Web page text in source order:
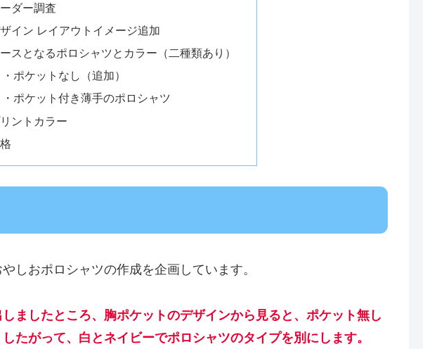
ダー調査
イン レイアウトイメージ追加
スとなるポロシャツとカラー（二種類あり）
・ポケットなし（追加）
・ポケット付き薄手のポロシャツ
ントカラー
しおポロシャツの作成を企画しています。
ましたところ、胸ポケットのデザインから見ると、ポケット無し
たがって、白とネイビーでポロシャツのタイプを別にします。